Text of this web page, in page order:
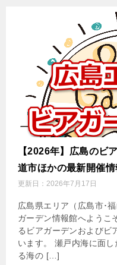
【2026年】広島のビ
道市ほかの最新開催
更新日： 2026年7月17日
広島県エリア（広島市･
ガーデン情報館へようこ
るビアガーデンおよびビ
います。 瀬戸内海に面
る海の […]